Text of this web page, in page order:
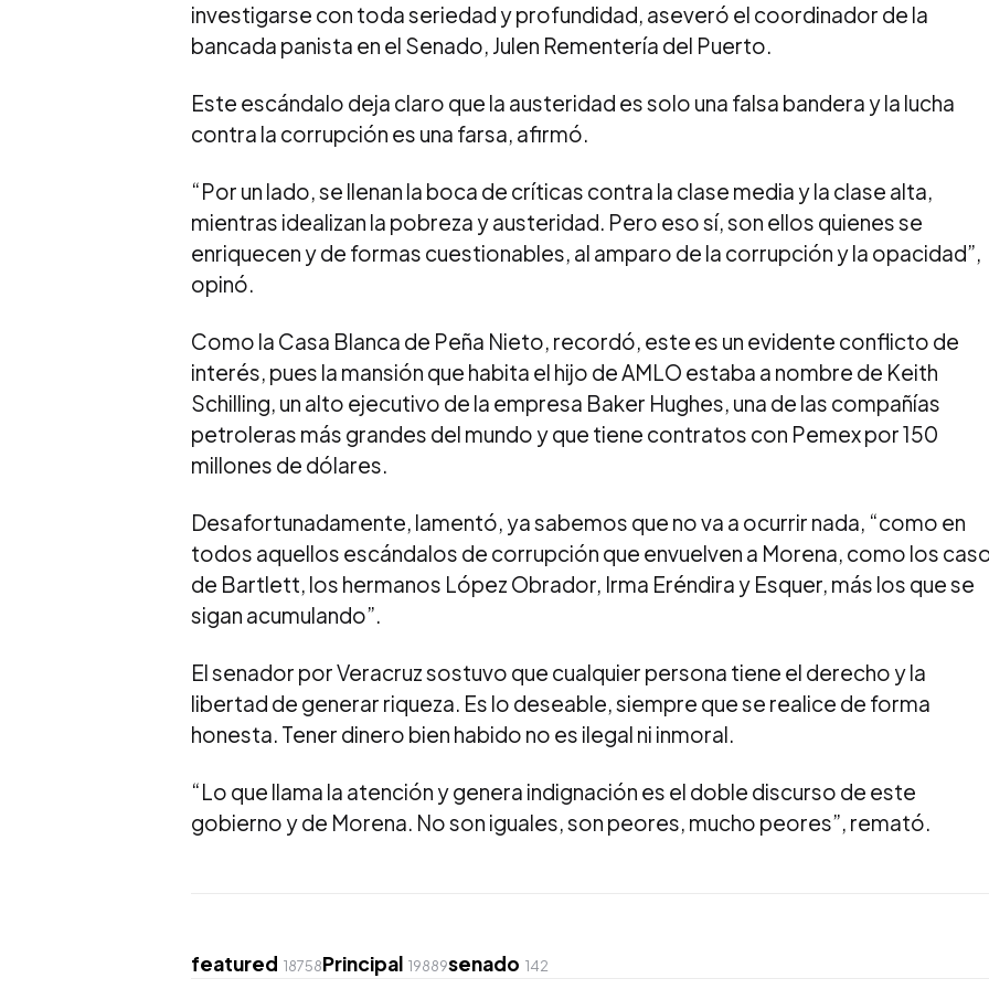
investigarse con toda seriedad y profundidad, aseveró el coordinador de la
bancada panista en el Senado, Julen Rementería del Puerto.
Este escándalo deja claro que la austeridad es solo una falsa bandera y la lucha
contra la corrupción es una farsa, afirmó.
“Por un lado, se llenan la boca de críticas contra la clase media y la clase alta,
mientras idealizan la pobreza y austeridad. Pero eso sí, son ellos quienes se
enriquecen y de formas cuestionables, al amparo de la corrupción y la opacidad”,
opinó.
Como la Casa Blanca de Peña Nieto, recordó, este es un evidente conflicto de
interés, pues la mansión que habita el hijo de AMLO estaba a nombre de Keith
Schilling, un alto ejecutivo de la empresa Baker Hughes, una de las compañías
petroleras más grandes del mundo y que tiene contratos con Pemex por 150
millones de dólares.
Desafortunadamente, lamentó, ya sabemos que no va a ocurrir nada, “como en
todos aquellos escándalos de corrupción que envuelven a Morena, como los
de Bartlett, los hermanos López Obrador, Irma Eréndira y Esquer, más los que se
sigan acumulando”.
El senador por Veracruz sostuvo que cualquier persona tiene el derecho y la
libertad de generar riqueza. Es lo deseable, siempre que se realice de forma
honesta. Tener dinero bien habido no es ilegal ni inmoral.
“Lo que llama la atención y genera indignación es el doble discurso de este
gobierno y de Morena. No son iguales, son peores, mucho peores”, remató.
featured 18758Principal 19889senado 142